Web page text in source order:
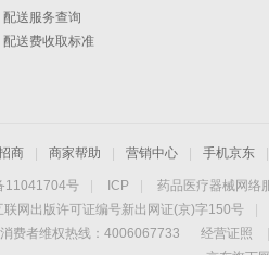
配送服务查询
配送费收取标准
商 商家帮助 营销中心 手机京东
11041704号 ICP 药品医疗器械网络
联网出版许可证编号新出网证(京)字150号
消费者维权热线：4006067733 经营证照